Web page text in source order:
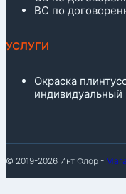
ВС по
УСЛУГИ
Окраска
индивидуальный
© 2019-2026 Инт Флор -